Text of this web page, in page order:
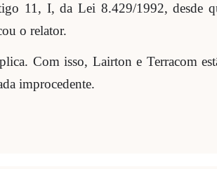
11, I, da Lei 8.429/1992, desde
o relator.
Com isso, Lairton e Terracom
improcedente.